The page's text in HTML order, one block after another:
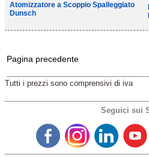
Atomizzatore a Scoppio Spalleggiato
Dunsch
Pagina precedente
Tutti i prezzi sono comprensivi di iva
Seguici sui